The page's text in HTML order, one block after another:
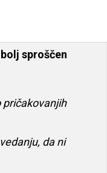
sproščen
pričakovanjih
da ni